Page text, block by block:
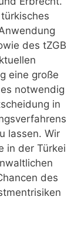
des tZGB
eine große
notwendig
in
lassen. Wir
in der Türkei
des